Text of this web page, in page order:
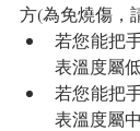
若您能把
表溫度屬
若您能把
表溫度屬